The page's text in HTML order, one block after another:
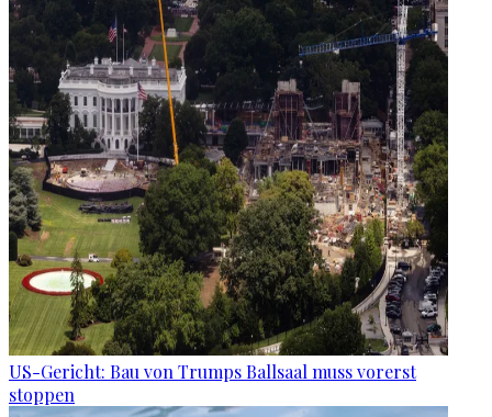
US-Gericht: Bau von Trumps Ballsaal muss vorerst
stoppen